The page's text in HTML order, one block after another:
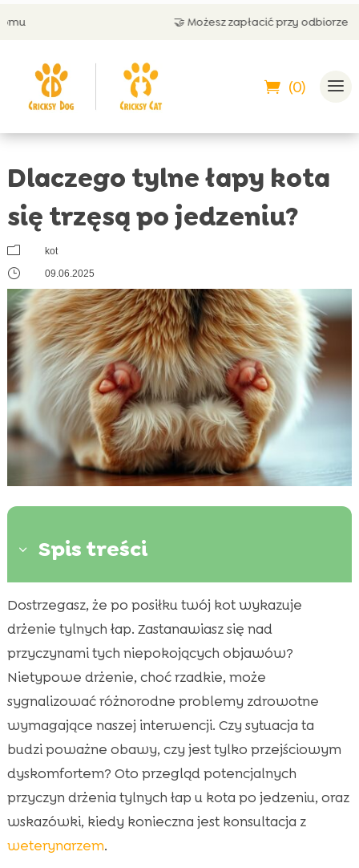
🤝 Możesz zapłacić przy odbiorze
(0)
Dlaczego tylne łapy kota
się trzęsą po jedzeniu?
m kot
} 09.06.2025
3 Spis treści
 Wprowadzenie do problemu trzęsienia łap u
kotów
 Typowe objawy trzęsienia łap po jedzeniu

Jakie są możliwe przyczyny trzęsienia tylne
łapy po jedzeniu?
Kot drży po jedzeniu: kiedy zasięgnąć porady
weterynarza?

Znaczenie właściwego odżywiania dla
zdrowia kota
CricksyCat: Idealne rozwiązanie żywieniowe
dla kota
Regularne badania weterynaryjne jako
Dostrzegasz, że po posiłku twój kot wykazuje
drżenie tylnych łap. Zastanawiasz się nad
przyczynami tych niepokojących objawów?
Nietypowe drżenie, choć rzadkie, może
sygnalizować różnorodne problemy zdrowotne
wymagające naszej interwencji. Czy sytuacja ta
budzi poważne obawy, czy jest tylko przejściowym
dyskomfortem? Oto przegląd potencjalnych
przyczyn drżenia tylnych łap u kota po jedzeniu, oraz
wskazówki, kiedy konieczna jest konsultacja z
weterynarzem.